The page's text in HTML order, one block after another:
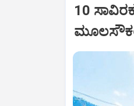
10